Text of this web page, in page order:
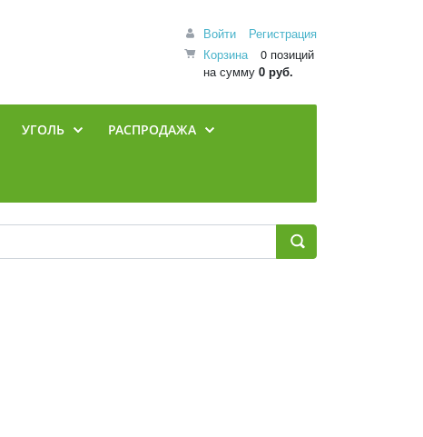
Войти
Регистрация
Корзина
0 позиций
на сумму 0 руб.
УГОЛЬ РАСПРОДАЖА